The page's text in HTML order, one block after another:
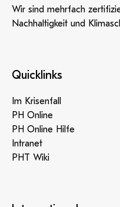
Wir sind mehrfach
Nachhaltigkeit und
Quicklinks
Im Krisenfall
PH Online
PH Online Hilfe
Intranet
PHT Wiki